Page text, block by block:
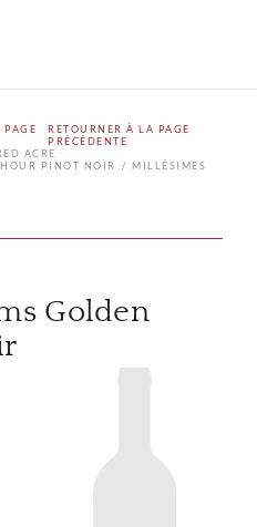
RETOURNER À LA PAGE
PRÉCÉDENTE
ACRE
PINOT NOIR
MILLÉSIMES
Golden